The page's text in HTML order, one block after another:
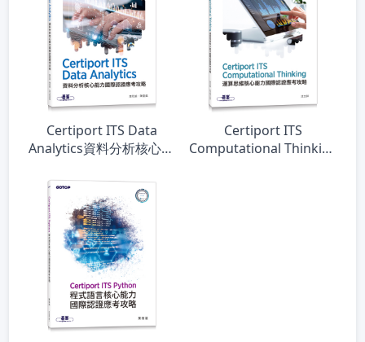
Certiport ITS Data
Analytics資料分析核心能
Certiport ITS
Computational Thinking